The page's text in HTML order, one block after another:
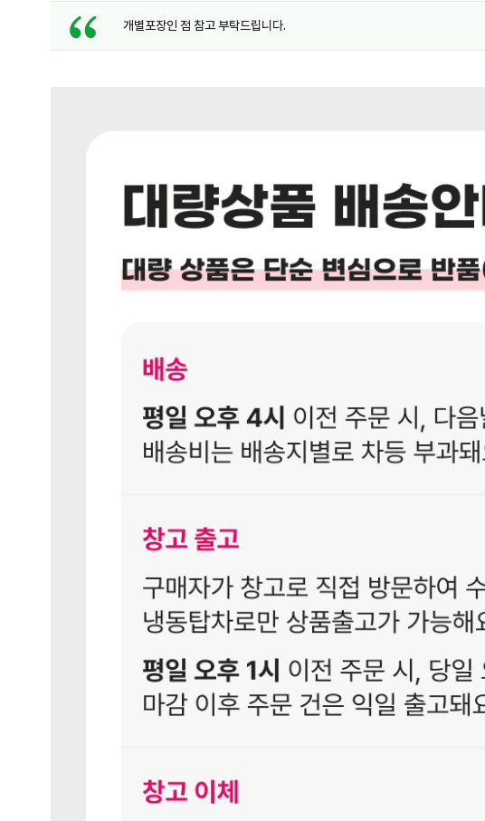
개별포장인 점 참고 부탁드립니다.